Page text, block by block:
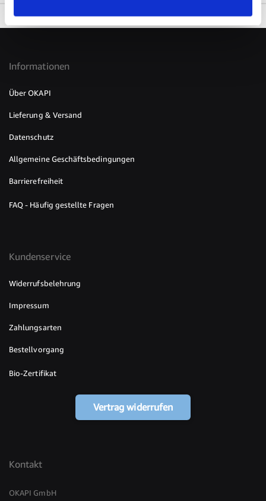
Informationen
Über OKAPI
Lieferung & Versand
Datenschutz
Allgemeine Geschäftsbedingungen
Barrierefreiheit
FAQ - Häufig gestellte Fragen
Kundenservice
Widerrufsbelehrung
Impressum
Zahlungsarten
Bestellvorgang
Bio-Zertifikat
Vertrag widerrufen
Kontakt
OKAPI GmbH